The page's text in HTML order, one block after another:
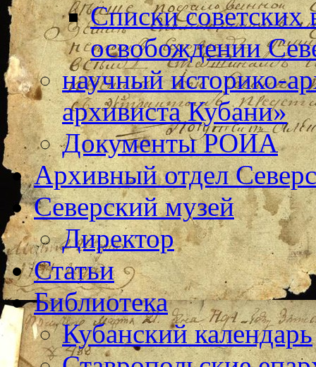
Списки
освобождении
научный историко-
архивиста Кубани»
Документы РОИА
Архивный отдел
Северский музей
Директор
Статьи
Библиотека
Кубанский календарь